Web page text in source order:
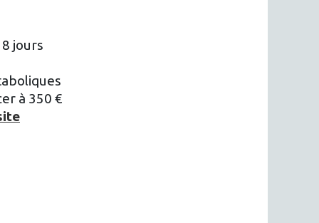
jours
à 350 €